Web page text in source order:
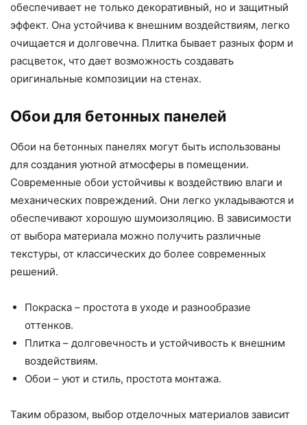
обеспечивает не только декоративный, но и защитный
эффект. Она устойчива к внешним воздействиям, легко
очищается и долговечна. Плитка бывает разных форм и
расцветок, что дает возможность создавать
оригинальные композиции на стенах.
Обои для бетонных панелей
Обои на бетонных панелях могут быть использованы
для создания уютной атмосферы в помещении.
Современные обои устойчивы к воздействию влаги и
механических повреждений. Они легко укладываются и
обеспечивают хорошую шумоизоляцию. В зависимости
от выбора материала можно получить различные
текстуры, от классических до более современных
решений.
Покраска – простота в уходе и разнообразие
оттенков.
Плитка – долговечность и устойчивость к внешним
воздействиям.
Обои – уют и стиль, простота монтажа.
Таким образом, выбор отделочных материалов зависит